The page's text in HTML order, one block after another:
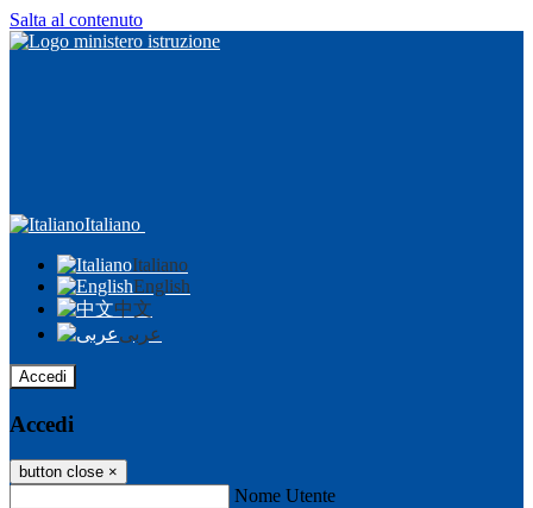
Salta al contenuto
Italiano
Italiano
English
中文
عربى
Accedi
Accedi
button close ×
Nome Utente